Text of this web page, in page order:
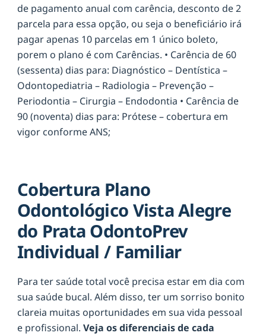
de pagamento anual com carência, desconto de 2
parcela para essa opção, ou seja o beneficiário irá
pagar apenas 10 parcelas em 1 único boleto,
porem o plano é com Carências. • Carência de 60
(sessenta) dias para: Diagnóstico – Dentística –
Odontopediatria – Radiologia – Prevenção –
Periodontia – Cirurgia – Endodontia • Carência de
90 (noventa) dias para: Prótese – cobertura em
vigor conforme ANS;
Cobertura Plano
Odontológico Vista Alegre
do Prata OdontoPrev
Individual / Familiar
Para ter saúde total você precisa estar em dia com
sua saúde bucal. Além disso, ter um sorriso bonito
clareia muitas oportunidades em sua vida pessoal
e profissional. Veja os diferenciais de cada